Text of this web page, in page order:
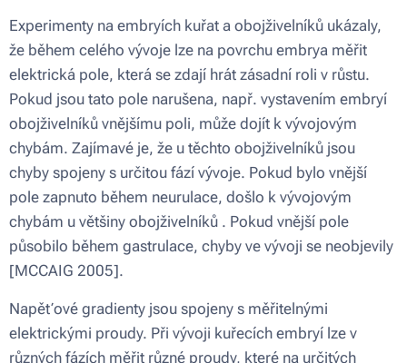
Experimenty na embryích kuřat a obojživelníků ukázaly,
že během celého vývoje lze na povrchu embrya měřit
elektrická pole, která se zdají hrát zásadní roli v růstu.
Pokud jsou tato pole narušena, např. vystavením embryí
obojživelníků vnějšímu poli, může dojít k vývojovým
chybám. Zajímavé je, že u těchto obojživelníků jsou
chyby spojeny s určitou fází vývoje. Pokud bylo vnější
pole zapnuto během neurulace, došlo k vývojovým
chybám u většiny obojživelníků . Pokud vnější pole
působilo během gastrulace, chyby ve vývoji se neobjevily
[MCCAIG 2005].
Napěťové gradienty jsou spojeny s měřitelnými
elektrickými proudy. Při vývoji kuřecích embryí lze v
různých fázích měřit různé proudy, které na určitých